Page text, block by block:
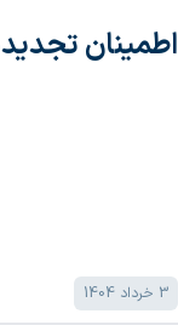
اطمینان
3 خرداد 1404